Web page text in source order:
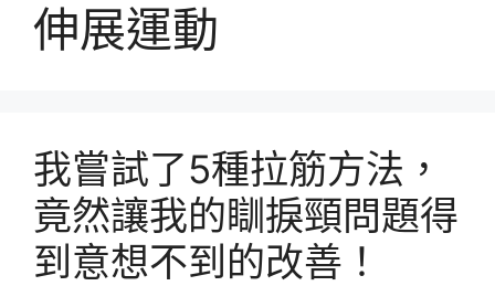
伸展運動
我嘗試了5種拉筋方法，
竟然讓我的瞓捩頸問題得
到意想不到的改善！